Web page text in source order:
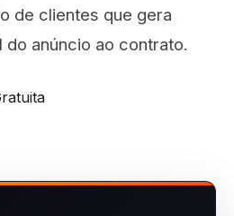
de clientes que gera
anúncio ao contrato.